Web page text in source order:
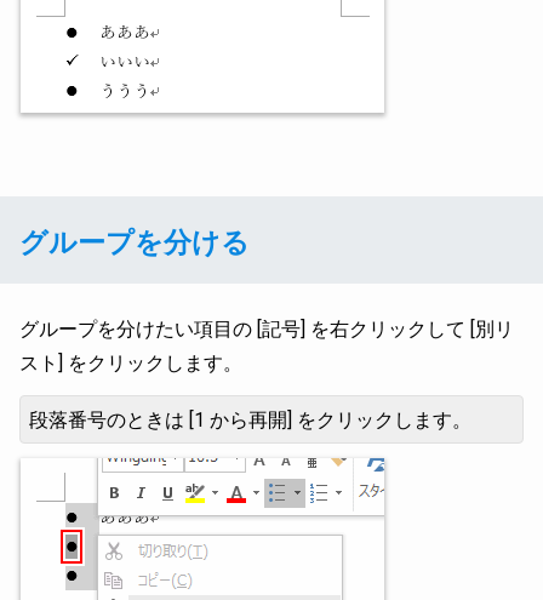
グループを分ける
グループを分けたい項目の [記号] を右クリックして [別リ
スト] をクリックします。
段落番号のときは [1 から再開] をクリックします。